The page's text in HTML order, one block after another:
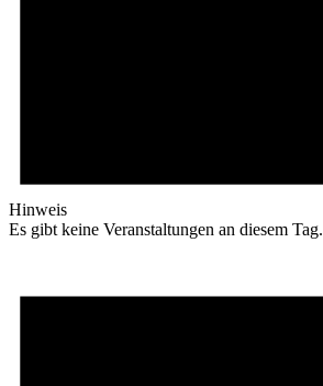
Hinweis
Es gibt keine Veranstaltungen an diesem Tag.